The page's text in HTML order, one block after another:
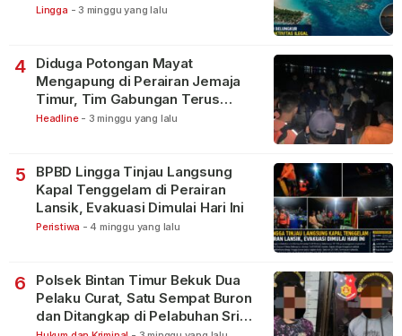
Lingga - 3 minggu yang lalu
4
Diduga Potongan Mayat
Mengapung di Perairan Jemaja
Timur, Tim Gabungan Terus
Lakukan Pencarian
Headline - 3 minggu yang lalu
5
BPBD Lingga Tinjau Langsung
Kapal Tenggelam di Perairan
Lansik, Evakuasi Dimulai Hari Ini
Peristiwa - 4 minggu yang lalu
6
Polsek Bintan Timur Bekuk Dua
Pelaku Curat, Satu Sempat Buron
dan Ditangkap di Pelabuhan Sri